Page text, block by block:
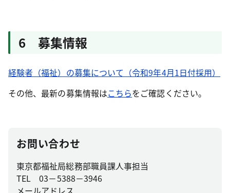
6 募集情報
経験者（福祉）の募集について（令和9年4月1日付採用）
その他、最新の募集情報はこちらをご確認ください。
お問い合わせ
東京都福祉局総務部職員課人事担当
TEL 03－5388－3946
メールアドレス